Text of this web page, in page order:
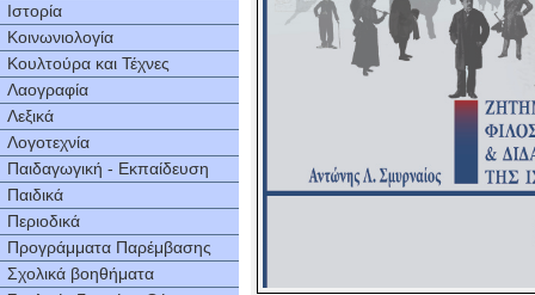
Ιστορία
Κοινωνιολογία
Κουλτούρα και Τέχνες
Λαογραφία
Λεξικά
Λογοτεχνία
Παιδαγωγική - Εκπαίδευση
Παιδικά
Περιοδικά
Προγράμματα Παρέμβασης
Σχολικά βοηθήματα